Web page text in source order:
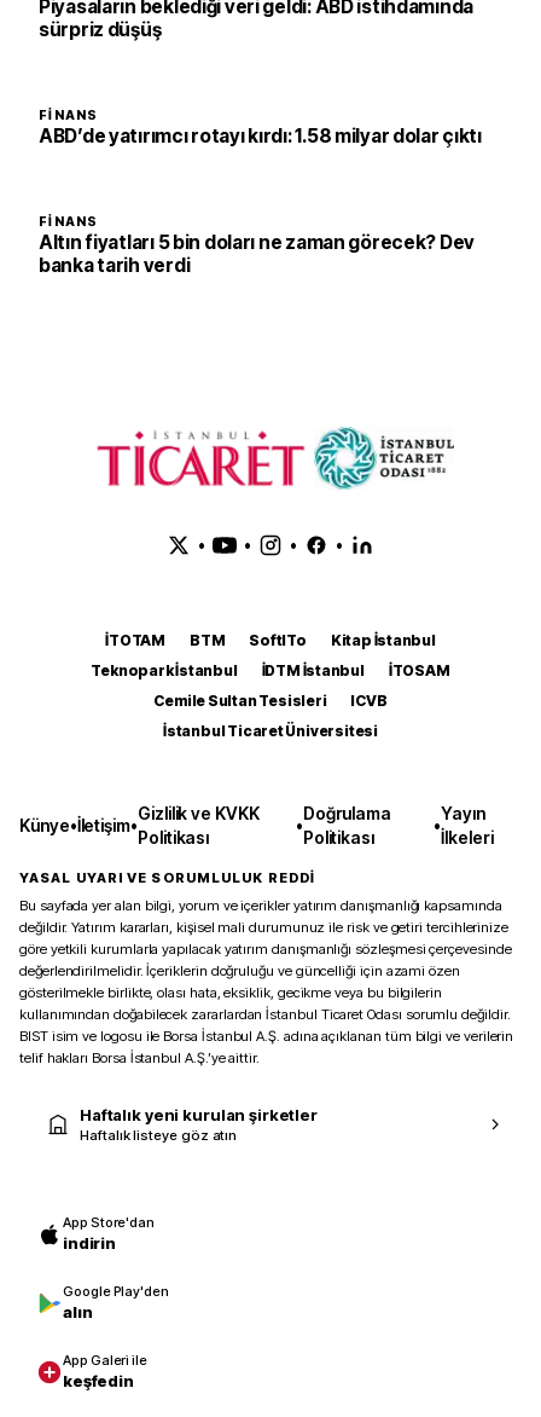
Piyasaların beklediği veri geldi: ABD istihdamında
sürpriz düşüş
FINANS
ABD’de yatırımcı rotayı kırdı: 1.58 milyar dolar çıktı
FINANS
Altın fiyatları 5 bin doları ne zaman görecek? Dev
banka tarih verdi
• • • •
İTOTAM BTM SoftITo
Kitap İstanbul
Teknopark İstanbul
İDTM İstanbul
İTOSAM
Cemile Sultan Tesisleri
ICVB
İstanbul Ticaret Üniversitesi
Künye•İletişim•
Gizlilik ve KVKK
Politikası
•
Doğrulama
Politikası
•
Yayın
İlkeleri
YASAL UYARI VE SORUMLULUK REDDİ
Bu sayfada yer alan bilgi, yorum ve içerikler yatırım danışmanlığı kapsamında
değildir. Yatırım kararları, kişisel mali durumunuz ile risk ve getiri tercihlerinize
göre yetkili kurumlarla yapılacak yatırım danışmanlığı sözleşmesi çerçevesinde
değerlendirilmelidir. İçeriklerin doğruluğu ve güncelliği için azami özen
gösterilmekle birlikte, olası hata, eksiklik, gecikme veya bu bilgilerin
kullanımından doğabilecek zararlardan İstanbul Ticaret Odası sorumlu değildir.
BIST isim ve logosu ile Borsa İstanbul A.Ş. adına açıklanan tüm bilgi ve verilerin
telif hakları Borsa İstanbul A.Ş.’ye aittir.
Haftalık yeni kurulan şirketler
Haftalık listeye göz atın
App Store'dan
indirin
Google Play'den
alın
App Galeri ile
keşfedin